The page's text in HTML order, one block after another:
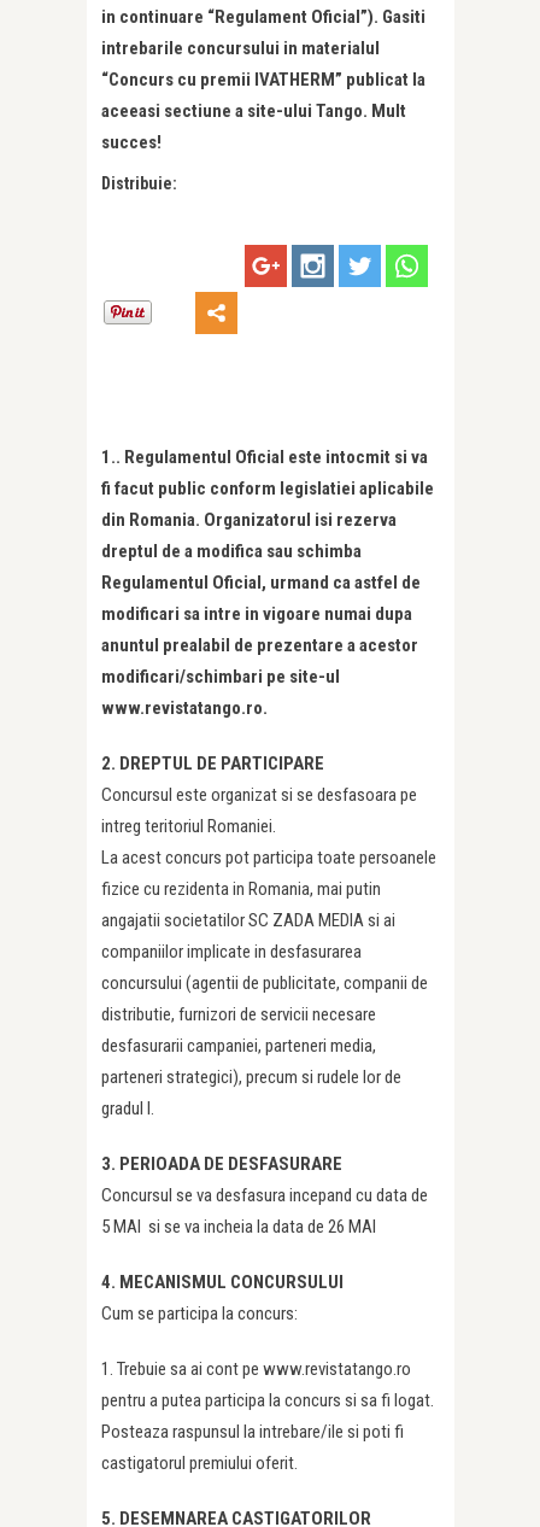
in continuare “Regulament Oficial”). Gasiti
intrebarile concursului in materialul
“Concurs cu premii IVATHERM” publicat la
aceeasi sectiune a site-ului Tango. Mult
succes!
Distribuie:
1.. Regulamentul Oficial este intocmit si va
fi facut public conform legislatiei aplicabile
din Romania. Organizatorul isi rezerva
dreptul de a modifica sau schimba
Regulamentul Oficial, urmand ca astfel de
modificari sa intre in vigoare numai dupa
anuntul prealabil de prezentare a acestor
modificari/schimbari pe site-ul
www.revistatango.ro.
2. DREPTUL DE PARTICIPARE
Concursul este organizat si se desfasoara pe
intreg teritoriul Romaniei.
La acest concurs pot participa toate persoanele
fizice cu rezidenta in Romania, mai putin
angajatii societatilor SC ZADA MEDIA si ai
companiilor implicate in desfasurarea
concursului (agentii de publicitate, companii de
distributie, furnizori de servicii necesare
desfasurarii campaniei, parteneri media,
parteneri strategici), precum si rudele lor de
gradul I.
3. PERIOADA DE DESFASURARE
Concursul se va desfasura incepand cu data de
5 MAI si se va incheia la data de 26 MAI
4. MECANISMUL CONCURSULUI
Cum se participa la concurs:
1. Trebuie sa ai cont pe www.revistatango.ro
pentru a putea participa la concurs si sa fi logat.
Posteaza raspunsul la intrebare/ile si poti fi
castigatorul premiului oferit.
5. DESEMNAREA CASTIGATORILOR